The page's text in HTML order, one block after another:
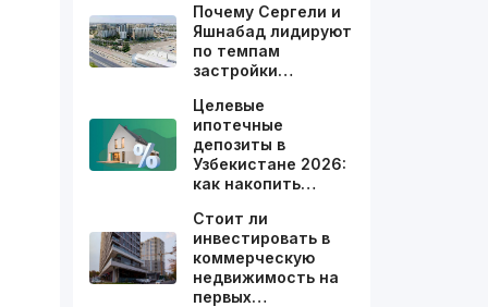
Почему Сергели и
Яшнабад лидируют
по темпам
застройки…
Целевые
ипотечные
депозиты в
Узбекистане 2026:
как накопить…
Стоит ли
инвестировать в
коммерческую
недвижимость на
первых…